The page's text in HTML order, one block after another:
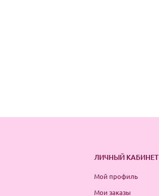
ЛИЧНЫЙ КАБИНЕТ
Мой профиль
Мои заказы